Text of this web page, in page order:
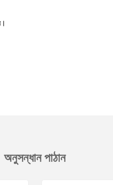
অনুসন্ধান পাঠান